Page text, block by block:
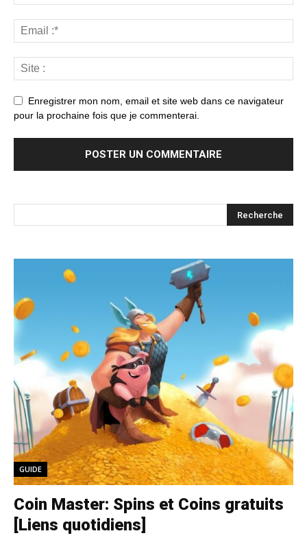
Enregistrer mon nom, email et site web dans ce navigateur
pour la prochaine fois que je commenterai.
GUIDE
Coin Master: Spins et Coins gratuits
[Liens quotidiens]